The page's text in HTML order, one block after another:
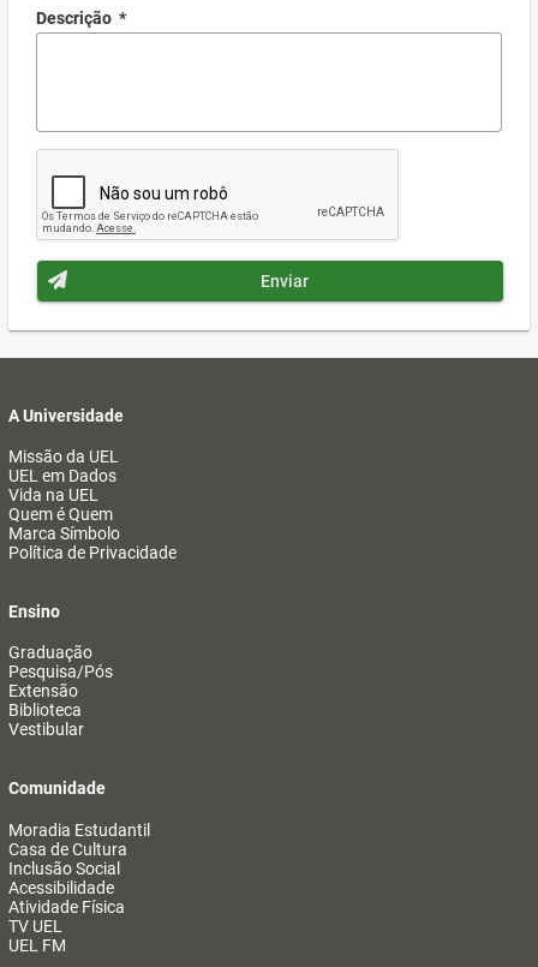
Descrição *
Enviar
A Universidade
Missão da UEL
UEL em Dados
Vida na UEL
Quem é Quem
Marca Símbolo
Política de Privacidade
Ensino
Graduação
Pesquisa/Pós
Extensão
Biblioteca
Vestibular
Comunidade
Moradia Estudantil
Casa de Cultura
Inclusão Social
Acessibilidade
Atividade Física
TV UEL
UEL FM